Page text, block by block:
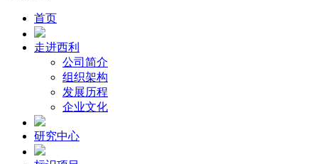
首页
走进西利
公司简介
组织架构
发展历程
企业文化
研究中心